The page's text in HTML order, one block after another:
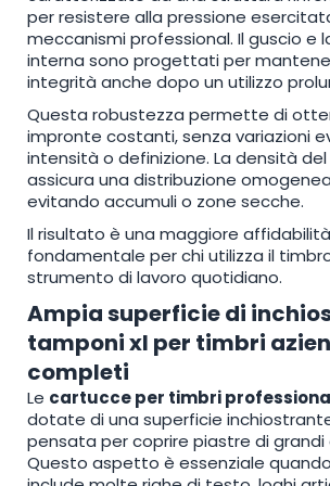
per resistere alla pressione
meccanismi professional. Il guscio e
interna sono progettati per
integrità anche dopo un utilizzo
Questa robustezza permette di
impronte costanti, senza variazioni
intensità o definizione. La densità
assicura una distribuzione
evitando accumuli o zone secche.
Il risultato è una maggiore
fondamentale per chi utilizza il
strumento di lavoro quotidiano.
Ampia superficie di
tamponi xl per timbri
completi
Le cartucce per timbri
dotate di una superficie
pensata per coprire piastre di grandi
Questo aspetto è essenziale